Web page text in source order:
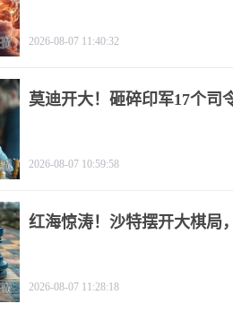
2026-08-07 11:40:32
莫迪开大！砸碎印军17个司
2026-08-07 10:59:58
红海惊涛！沙特摆开大棋局
2026-08-07 11:28:18